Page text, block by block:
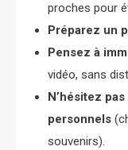
proches pour
Préparez un
Pensez à
vidéo, sans
N’hésitez
personnels
souvenirs).